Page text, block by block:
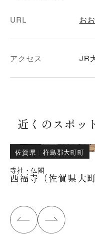
URL お
アクセス JR
近くのスポッ
佐賀県 ｜杵島郡大町町
寺社・仏閣
西福寺（佐賀県大町